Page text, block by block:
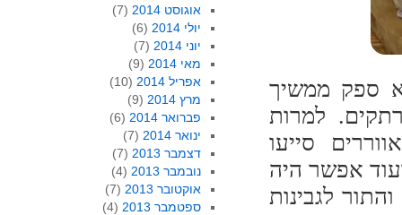
ספק ממשיך
למרות
סייעו
אפשר היה
לגבינות
אוגוסט 2014
(7)
יולי 2014
(6)
יוני 2014
(7)
מאי 2014
(9)
אפריל 2014
(10)
מרץ 2014
(9)
פברואר 2014
(6)
ינואר 2014
(7)
דצמבר 2013
(7)
נובמבר 2013
(4)
אוקטובר 2013
(7)
ספטמבר 2013
(4)